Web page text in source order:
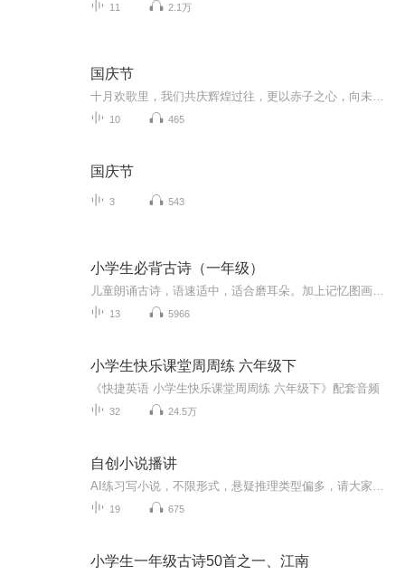
11 2.1万
国庆节
10 465
国庆节
3 543
小学生必背古诗（一年级）
13 5966
小学生快乐课堂周周练 六年级下
《快捷英语 小学生快乐课堂周周练 六年级下》配套音频
32 24.5万
自创小说播讲
19 675
小学生一年级古诗50首之一、江南